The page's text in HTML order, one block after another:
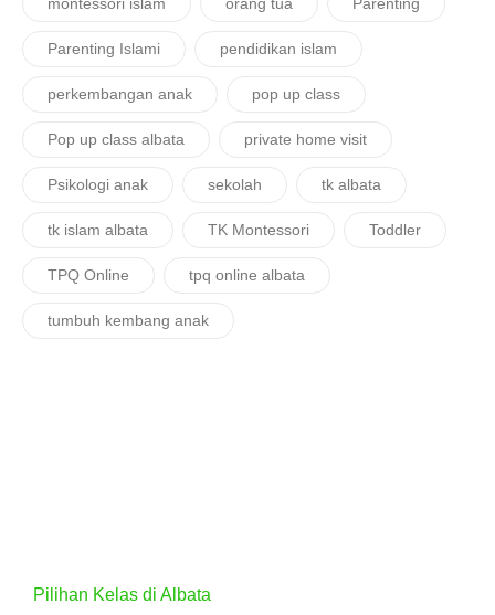
Parenting Islami pendidikan islam
perkembangan anak pop up class
Pop up class albata private home visit
Psikologi anak sekolah tk albata
tk islam albata TK Montessori Toddler
TPQ Online tpq online albata
tumbuh kembang anak
Pilihan Kelas di Albata